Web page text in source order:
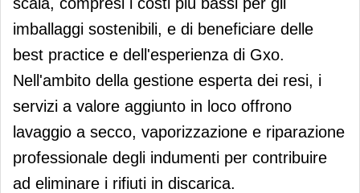
imballaggi sostenibili, e di beneficiare delle
best practice e dell'esperienza di Gxo.
Nell'ambito della gestione esperta dei resi, i
servizi a valore aggiunto in loco offrono
lavaggio a secco, vaporizzazione e riparazione
professionale degli indumenti per contribuire
ad eliminare i rifiuti in discarica.